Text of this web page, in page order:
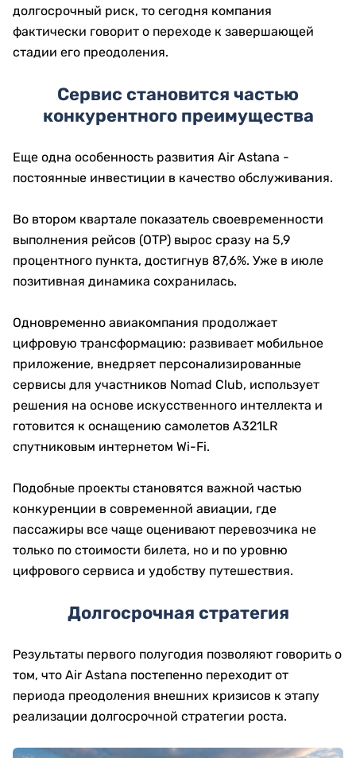
долгосрочный риск, то сегодня компания
фактически говорит о переходе к завершающей
стадии его преодоления.
Сервис становится частью
конкурентного преимущества
Еще одна особенность развития Air Astana -
постоянные инвестиции в качество обслуживания.
Во втором квартале показатель своевременности
выполнения рейсов (OTP) вырос сразу на 5,9
процентного пункта, достигнув 87,6%. Уже в июле
позитивная динамика сохранилась.
Одновременно авиакомпания продолжает
цифровую трансформацию: развивает мобильное
приложение, внедряет персонализированные
сервисы для участников Nomad Club, использует
решения на основе искусственного интеллекта и
готовится к оснащению самолетов A321LR
спутниковым интернетом Wi-Fi.
Подобные проекты становятся важной частью
конкуренции в современной авиации, где
пассажиры все чаще оценивают перевозчика не
только по стоимости билета, но и по уровню
цифрового сервиса и удобству путешествия.
Долгосрочная стратегия
Результаты первого полугодия позволяют говорить о
том, что Air Astana постепенно переходит от
периода преодоления внешних кризисов к этапу
реализации долгосрочной стратегии роста.